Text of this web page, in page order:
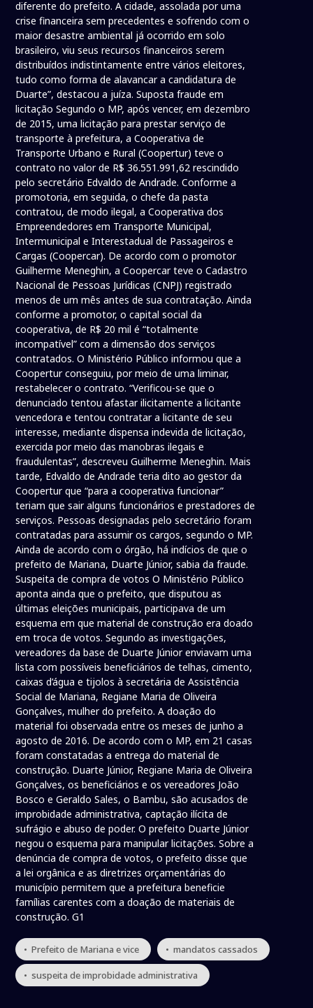
diferente do prefeito. A cidade, assolada por uma
crise financeira sem precedentes e sofrendo com o
maior desastre ambiental já ocorrido em solo
brasileiro, viu seus recursos financeiros serem
distribuídos indistintamente entre vários eleitores,
tudo como forma de alavancar a candidatura de
Duarte”, destacou a juíza. Suposta fraude em
licitação Segundo o MP, após vencer, em dezembro
de 2015, uma licitação para prestar serviço de
transporte à prefeitura, a Cooperativa de
Transporte Urbano e Rural (Coopertur) teve o
contrato no valor de R$ 36.551.991,62 rescindido
pelo secretário Edvaldo de Andrade. Conforme a
promotoria, em seguida, o chefe da pasta
contratou, de modo ilegal, a Cooperativa dos
Empreendedores em Transporte Municipal,
Intermunicipal e Interestadual de Passageiros e
Cargas (Coopercar). De acordo com o promotor
Guilherme Meneghin, a Coopercar teve o Cadastro
Nacional de Pessoas Jurídicas (CNPJ) registrado
menos de um mês antes de sua contratação. Ainda
conforme a promotor, o capital social da
cooperativa, de R$ 20 mil é “totalmente
incompatível” com a dimensão dos serviços
contratados. O Ministério Público informou que a
Coopertur conseguiu, por meio de uma liminar,
restabelecer o contrato. “Verificou-se que o
denunciado tentou afastar ilicitamente a licitante
vencedora e tentou contratar a licitante de seu
interesse, mediante dispensa indevida de licitação,
exercida por meio das manobras ilegais e
fraudulentas”, descreveu Guilherme Meneghin. Mais
tarde, Edvaldo de Andrade teria dito ao gestor da
Coopertur que “para a cooperativa funcionar”
teriam que sair alguns funcionários e prestadores de
serviços. Pessoas designadas pelo secretário foram
contratadas para assumir os cargos, segundo o MP.
Ainda de acordo com o órgão, há indícios de que o
prefeito de Mariana, Duarte Júnior, sabia da fraude.
Suspeita de compra de votos O Ministério Público
aponta ainda que o prefeito, que disputou as
últimas eleições municipais, participava de um
esquema em que material de construção era doado
em troca de votos. Segundo as investigações,
vereadores da base de Duarte Júnior enviavam uma
lista com possíveis beneficiários de telhas, cimento,
caixas d’água e tijolos à secretária de Assistência
Social de Mariana, Regiane Maria de Oliveira
Gonçalves, mulher do prefeito. A doação do
material foi observada entre os meses de junho a
agosto de 2016. De acordo com o MP, em 21 casas
foram constatadas a entrega do material de
construção. Duarte Júnior, Regiane Maria de Oliveira
Gonçalves, os beneficiários e os vereadores João
Bosco e Geraldo Sales, o Bambu, são acusados de
improbidade administrativa, captação ilícita de
sufrágio e abuso de poder. O prefeito Duarte Júnior
negou o esquema para manipular licitações. Sobre a
denúncia de compra de votos, o prefeito disse que
a lei orgânica e as diretrizes orçamentárias do
município permitem que a prefeitura beneficie
famílias carentes com a doação de materiais de
construção. G1
• Prefeito de Mariana e vice • mandatos cassados
• suspeita de improbidade administrativa